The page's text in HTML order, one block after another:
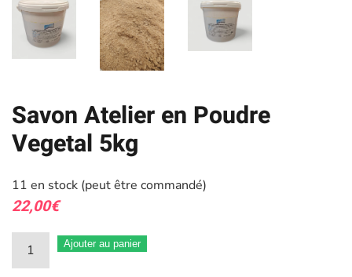
Savon Atelier en Poudre
Vegetal 5kg
11 en stock (peut être commandé)
22,00€
quantité
de
Ajouter au panier